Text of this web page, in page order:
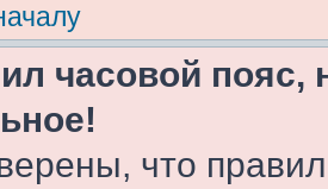
часовой пояс,
что